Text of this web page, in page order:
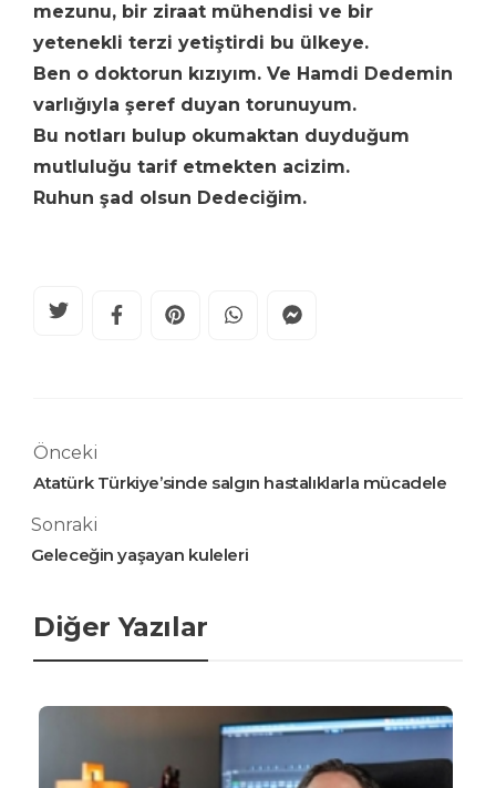
mezunu, bir ziraat mühendisi ve bir
yetenekli terzi yetiştirdi bu ülkeye.
Ben o doktorun kızıyım. Ve Hamdi Dedemin
varlığıyla şeref duyan torunuyum.
Bu notları bulup okumaktan duyduğum
mutluluğu tarif etmekten acizim.
Ruhun şad olsun Dedeciğim.
Önceki
Atatürk Türkiye’sinde salgın hastalıklarla mücadele
Sonraki
Geleceğin yaşayan kuleleri
Diğer Yazılar